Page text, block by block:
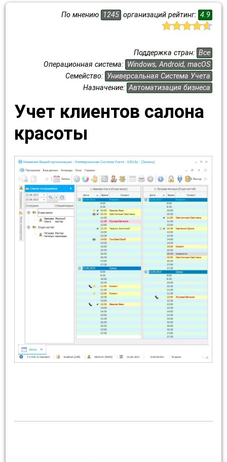
По мнению 1245 организаций рейтинг: 4.9
Поддержка стран: Все
Операционная система: Windows, Android, macOS
Семейство: Универсальная Система Учета
Назначение: Автоматизация бизнеса
Учет клиентов салона
красоты